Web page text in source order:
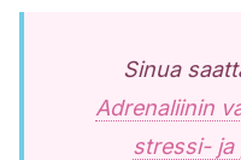
Sinua
Adrenaliinin
stressi- ja